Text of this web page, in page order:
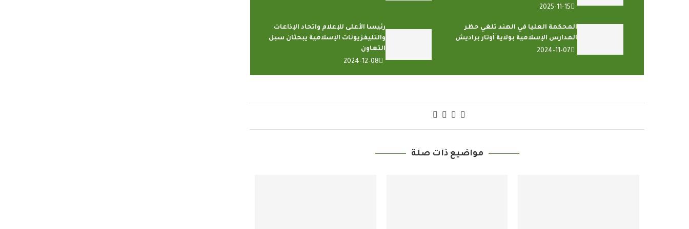
2025-11-15
المحكمة العليا في الهند تلغي حظر
المدارس الإسلامية بولاية أوتار براديش
2024-11-07
رئيسا الأعلى للإعلام واتحاد الإذاعات
والتليفزيونات الإسلامية يبحثان سبل
التعاون
2024-12-08
مواضيع ذات صلة